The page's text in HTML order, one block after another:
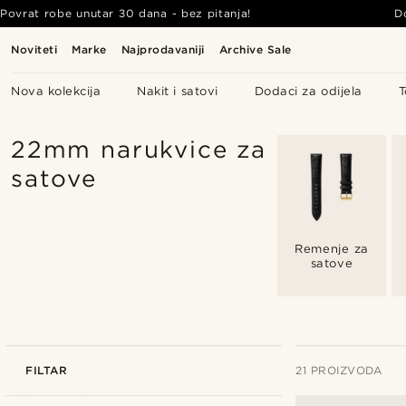
Noviteti Marke Najprodavaniji Archive Sale
Nova kolekcija Nakit i satovi Dodaci za odijela
Povrat robe unutar 30 dana - bez pitanja!
22mm narukvice za
satove
Remenje za
satove
FILTAR 21 PROIZVODA